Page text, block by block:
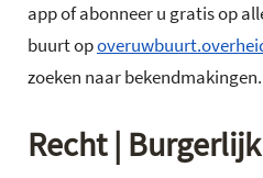
app of abonneer u gratis op
buurt op
zoeken naar bekendmakingen.
Recht |